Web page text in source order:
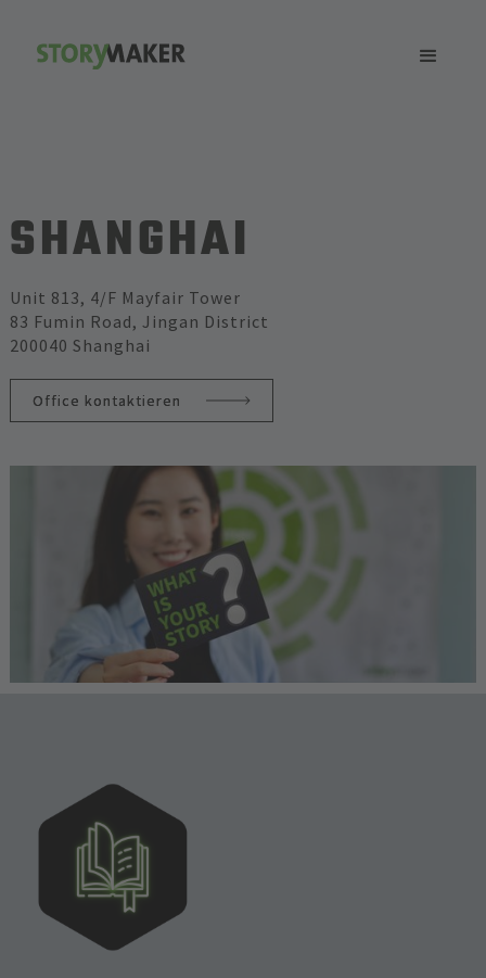
SHANGHAI
Unit 813, 4/F Mayfair Tower
83 Fumin Road, Jingan District
200040 Shanghai
Office kontaktieren